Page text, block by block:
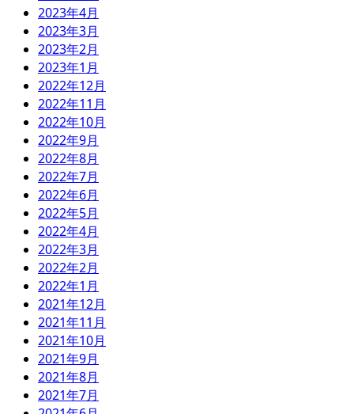
2023年4月
2023年3月
2023年2月
2023年1月
2022年12月
2022年11月
2022年10月
2022年9月
2022年8月
2022年7月
2022年6月
2022年5月
2022年4月
2022年3月
2022年2月
2022年1月
2021年12月
2021年11月
2021年10月
2021年9月
2021年8月
2021年7月